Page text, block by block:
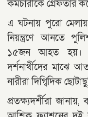
কর্মচারীকে গ্রেফতার
এ ঘটনায় পুরো
নিয়ন্ত্রণে আনতে
১৫জন আহত হয়।
দর্শনার্থীদের
নারীরা দিগ্বিদিক
প্রতক্ষ্যদর্শীরা